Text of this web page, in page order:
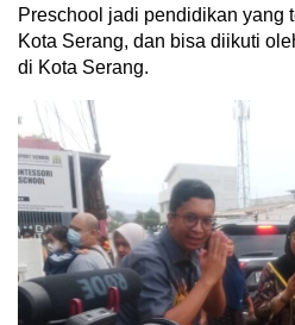
Preschool jadi pendidikan yang
Kota Serang, dan bisa diikuti
di Kota Serang.